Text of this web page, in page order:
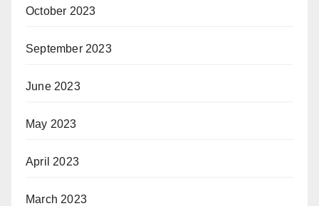
October 2023
September 2023
June 2023
May 2023
April 2023
March 2023